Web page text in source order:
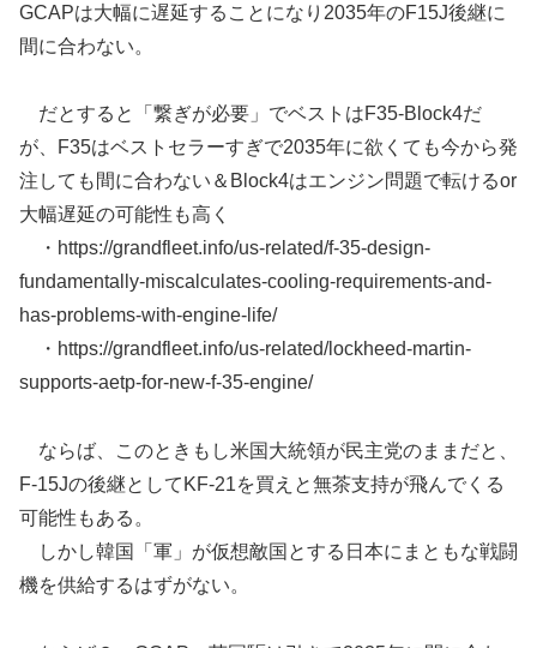
GCAPは大幅に遅延することになり2035年のF15J後継に
間に合わない。
だとすると「繋ぎが必要」でベストはF35-Block4だ
が、F35はベストセラーすぎで2035年に欲くても今から発
注しても間に合わない＆Block4はエンジン問題で転けるor
大幅遅延の可能性も高く
・https://grandfleet.info/us-related/f-35-design-
fundamentally-miscalculates-cooling-requirements-and-
has-problems-with-engine-life/
・https://grandfleet.info/us-related/lockheed-martin-
supports-aetp-for-new-f-35-engine/
ならば、このときもし米国大統領が民主党のままだと、
F-15Jの後継としてKF-21を買えと無茶支持が飛んでくる
可能性もある。
しかし韓国「軍」が仮想敵国とする日本にまともな戦闘
機を供給するはずがない。